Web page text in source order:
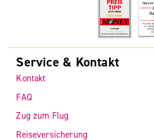
Service & Kontakt
Kontakt
FAQ
Zug zum Flug
Reiseversicherung